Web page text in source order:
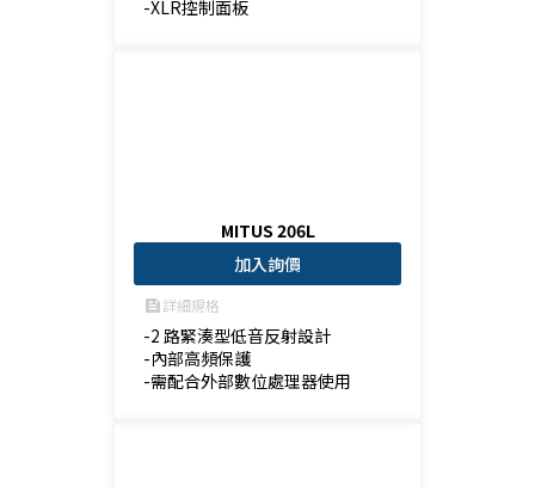
-XLR控制面板
MITUS 206L
加入詢價
feed詳細規格
-2 路緊湊型低音反射設計
-內部高頻保護
-需配合外部數位處理器使用